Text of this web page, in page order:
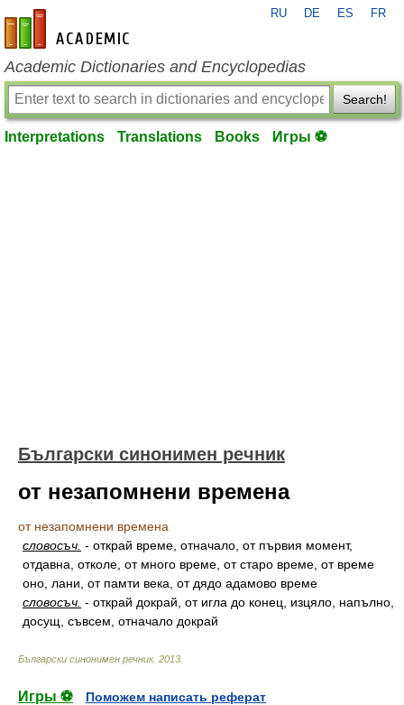
en-academic.com
RU DE ES FR
Academic Dictionaries and Encyclopedias
Search!
Interpretations Translations Books Игры ⚽
Български синонимен речник
от незапомнени времена
от незапомнени времена
словосъч. - открай време, отначало, от първия момент,
отдавна, отколе, от много време, от старо време, от време
оно, лани, от памти века, от дядо адамово време
словосъч. - открай докрай, от игла до конец, изцяло, напълно,
досущ, съвсем, отначало докрай
Български синонимен речник. 2013
Игры ⚽
Поможем написать реферат